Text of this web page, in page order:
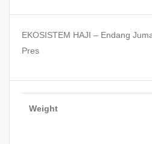
EKOSISTEM HAJI – Endang
Pres
Weight